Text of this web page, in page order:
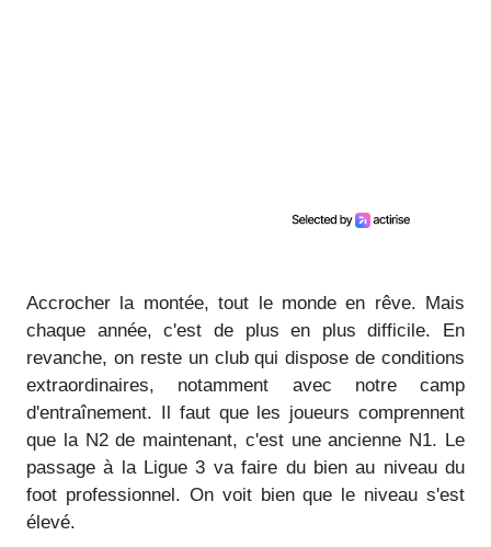
Accrocher la montée, tout le monde en rêve. Mais
chaque année, c'est de plus en plus difficile. En
revanche, on reste un club qui dispose de conditions
extraordinaires, notamment avec notre camp
d'entraînement. Il faut que les joueurs comprennent
que la N2 de maintenant, c'est une ancienne N1. Le
passage à la Ligue 3 va faire du bien au niveau du
foot professionnel. On voit bien que le niveau s'est
élevé.